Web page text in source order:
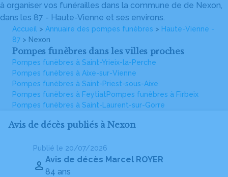
à organiser vos funérailles dans la commune de de Nexon,
dans les 87 - Haute-Vienne et ses environs.
Accueil > Annuaire des pompes funèbres > Haute-Vienne -
87 > Nexon
Pompes funèbres dans les villes proches
Pompes funèbres à Saint-Yrieix-la-Perche
Pompes funèbres à Aixe-sur-Vienne
Pompes funèbres à Saint-Priest-sous-Aixe
Pompes funèbres à FeytiatPompes funèbres à Firbeix
Pompes funèbres à Saint-Laurent-sur-Gorre
Avis de décès publiés à Nexon
Publié le 20/07/2026
Avis de décès Marcel ROYER
84 ans